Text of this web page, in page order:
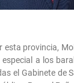
esta provincia,
a los
el Gabinete de